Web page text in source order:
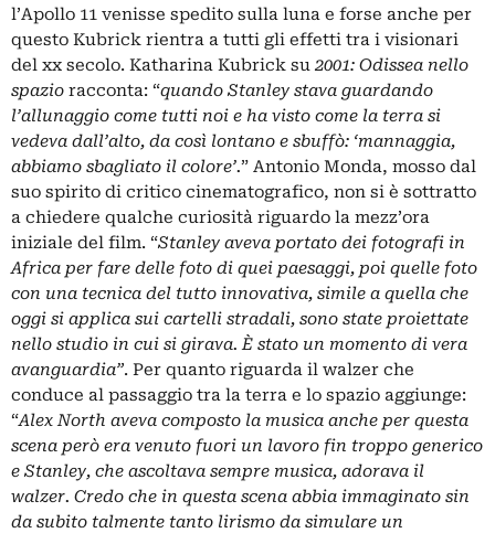
l’Apollo 11 venisse spedito sulla luna e forse anche per
questo Kubrick rientra a tutti gli effetti tra i visionari
del xx secolo. Katharina Kubrick su 2001: Odissea nello
spazio racconta: “quando Stanley stava guardando
l’allunaggio come tutti noi e ha visto come la terra si
vedeva dall’alto, da così lontano e sbuffò: ‘mannaggia,
abbiamo sbagliato il colore’.” Antonio Monda, mosso dal
suo spirito di critico cinematografico, non si è sottratto
a chiedere qualche curiosità riguardo la mezz’ora
iniziale del film. “Stanley aveva portato dei fotografi in
Africa per fare delle foto di quei paesaggi, poi quelle foto
con una tecnica del tutto innovativa, simile a quella che
oggi si applica sui cartelli stradali, sono state proiettate
nello studio in cui si girava. È stato un momento di vera
avanguardia”. Per quanto riguarda il walzer che
conduce al passaggio tra la terra e lo spazio aggiunge:
“Alex North aveva composto la musica anche per questa
scena però era venuto fuori un lavoro fin troppo generico
e Stanley, che ascoltava sempre musica, adorava il
walzer. Credo che in questa scena abbia immaginato sin
da subito talmente tanto lirismo da simulare un